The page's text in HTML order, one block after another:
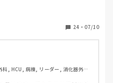
職することを決めてますが）
した。採用面接だったの
ろだろうと思い多少の違和感
考えてない」と答え、採用と
また同じ質問をされました。
考えているのか」採用面接の
ことを聞いてくることに苛立
の職員に話すと、未婚の子に
24 ・ 07/10
, HCU, 病棟, リーダー, 消化器外科,